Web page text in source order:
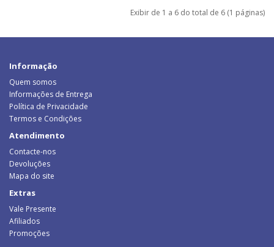
Exibir de 1 a 6 do total de 6 (1 páginas)
Informação
Quem somos
Informações de Entrega
Política de Privacidade
Termos e Condições
Atendimento
Contacte-nos
Devoluções
Mapa do site
Extras
Vale Presente
Afiliados
Promoções